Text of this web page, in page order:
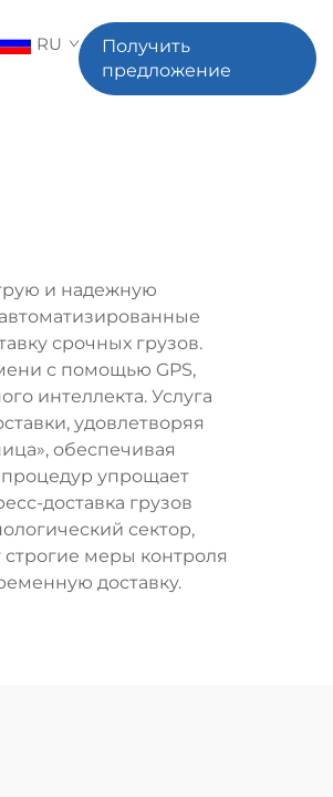
RU
Получить
предложение
и надежную
срочных грузов.
с помощью GPS,
интеллекта. Услуга
удовлетворяя
обеспечивая
упрощает
доставка грузов
сектор,
меры контроля
доставку.